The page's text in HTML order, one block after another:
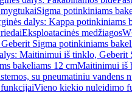
Sigma potinkiniams
dalys: Kappa potinkiniams
Eksploatacinės medžiagos
Sigma potinkiniams
Maitinimui iš tinklo, Geberit
bakeliams 12 cmMaitinimui iš
su pneumatiniu vandens
Vieno kiekio nuleidimo